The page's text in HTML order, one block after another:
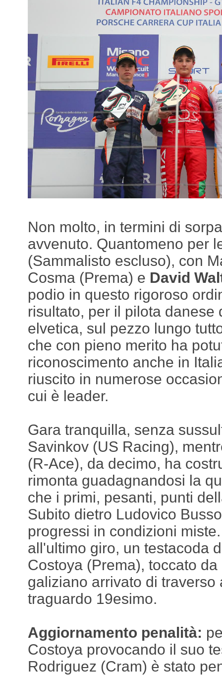
Non molto, in termini di
avvenuto. Quantomeno per
(Sammalisto escluso), con
Cosma (Prema) e David
podio in questo rigoroso
risultato, per il pilota danese
elvetica, sul pezzo lungo
che con pieno merito ha
riconoscimento anche in
riuscito in numerose
cui è leader.
Gara tranquilla, senza
Savinkov (US Racing),
(R-Ace), da decimo, ha
rimonta guadagnandosi la
che i primi, pesanti, punti
Subito dietro Ludovico
progressi in condizioni
all'ultimo giro, un testacoda
Costoya (Prema), toccato
galiziano arrivato di traverso
traguardo 19esimo.
Aggiornamento penalità:
Costoya provocando il suo
Rodriguez (Cram) è stato